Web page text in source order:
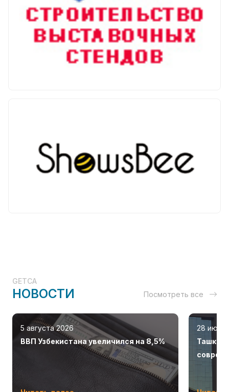
GETCA
НОВОСТИ Посмотреть все
5 августа 2026
ВВП Узбекистана увеличился на 8,5%
28 июля